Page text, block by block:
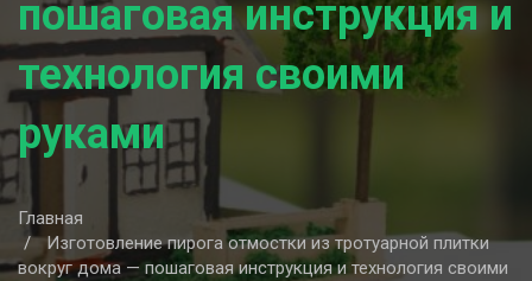
пошаговая инструкция и
технология своими
руками
Главная
Изготовление пирога отмостки из тротуарной плитки
вокруг дома — пошаговая инструкция и технология своими